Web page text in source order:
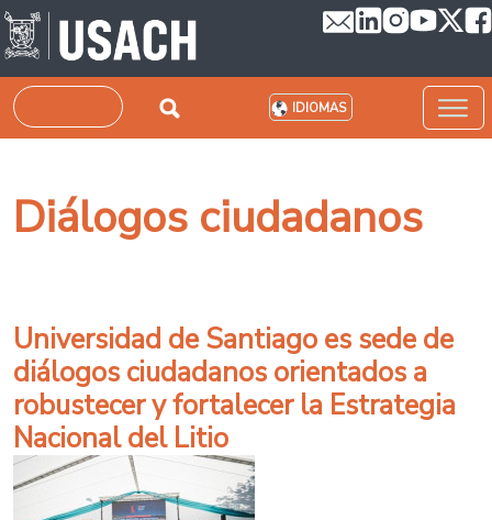
Pasar al contenido principal
Buscar IDIOMAS
Diálogos ciudadanos
Universidad de Santiago es sede de
diálogos ciudadanos orientados a
robustecer y fortalecer la Estrategia
Nacional del Litio